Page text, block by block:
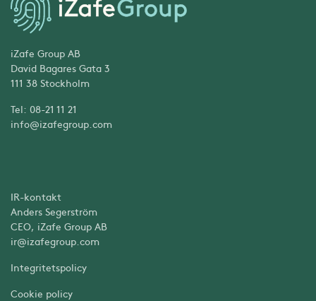
iZafe Group AB
David Bagares Gata 3
111 38 Stockholm
Tel: 08-21 11 21
info@izafegroup.com
IR-kontakt
Anders Segerström
CEO, iZafe Group AB
ir@izafegroup.com
Integritetspolicy
Cookie policy